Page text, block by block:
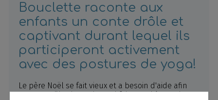
Bouclette raconte aux
enfants un conte drôle et
captivant durant lequel ils
participeront activement
avec des postures de yoga!
Le père Noël se fait vieux et a besoin d'aide afin